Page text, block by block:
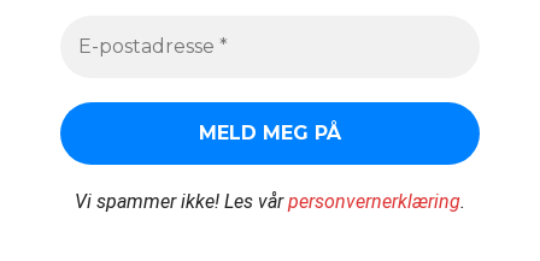
Vi spammer ikke! Les vårpersonvernerklæring.